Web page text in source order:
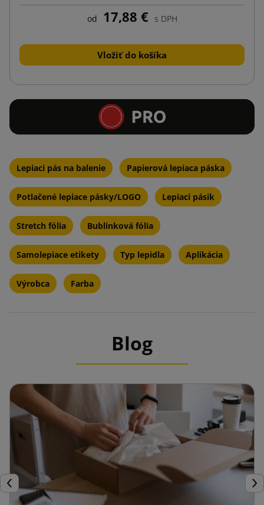
od 17,88 € s DPH
Vložiť do košíka
Lepiaci pás na balenie Papierová lepiaca páska
Potlačené lepiace pásky/LOGO Lepiaci pásik
Stretch fólia Bublinková fólia
Samolepiace etikety Typ lepidla Aplikácia
Výrobca Farba
Blog
Späť